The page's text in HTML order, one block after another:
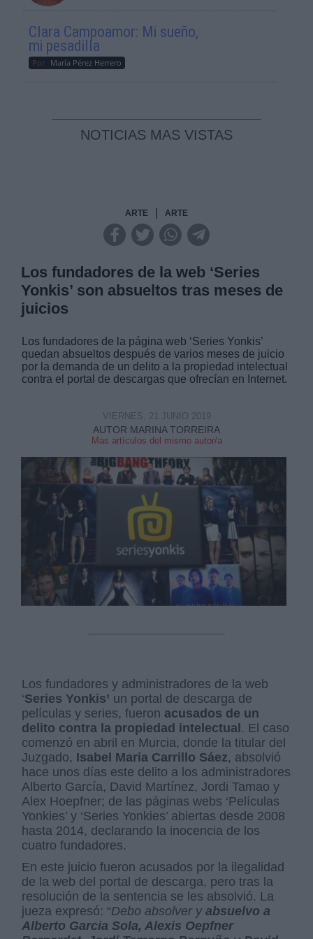
Clara Campoamor: Mi sueño,
mi pesadilla
Por María Pérez Herrero
NOTICIAS MAS VISTAS
ARTE ARTE
Los fundadores de la web ‘Series
Yonkis’ son absueltos tras meses de
juicios
Los fundadores de la página web ‘Series Yonkis’
quedan absueltos después de varios meses de juicio
por la demanda de un delito a la propiedad intelectual
contra el portal de descargas que ofrecían en Internet.
AUTOR MARINA TORREIRA
Mas artículos del mismo autor/a
VIERNES, 21 JUNIO 2019
Los fundadores y administradores de la web
‘Series Yonkis’ un portal de descarga de
películas y series, fueron acusados de un
delito contra la propiedad intelectual . El caso
comenzó en abril en Murcia, donde la titular del
Juzgado, Isabel Maria Carrillo Sáez, absolvió
hace unos días este delito a los administradores
Alberto García, David Martínez, Jordi Tamao y
Alex Hoepfner; de las páginas webs ‘Películas
Yonkies’ y ‘Series Yonkies’ abiertas desde 2008
hasta 2014, declarando la inocencia de los
cuatro fundadores.
En este juicio fueron acusados por la ilegalidad
de la web del portal de descarga, pero tras la
resolución de la sentencia se les absolvió. La
jueza expresó: “Debo absolver yabsuelvo a
Alberto Garcia Sola, Alexis Oepfner